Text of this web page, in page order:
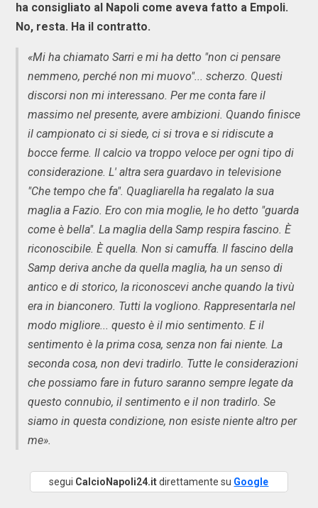
ha consigliato al Napoli come aveva fatto a Empoli.
No, resta. Ha il contratto.
«Mi ha chiamato Sarri e mi ha detto "non ci pensare
nemmeno, perché non mi muovo"... scherzo. Questi
discorsi non mi interessano. Per me conta fare il
massimo nel presente, avere ambizioni. Quando finisce
il campionato ci si siede, ci si trova e si ridiscute a
bocce ferme. Il calcio va troppo veloce per ogni tipo di
considerazione. L' altra sera guardavo in televisione
"Che tempo che fa". Quagliarella ha regalato la sua
maglia a Fazio. Ero con mia moglie, le ho detto "guarda
come è bella". La maglia della Samp respira fascino. È
riconoscibile. È quella. Non si camuffa. Il fascino della
Samp deriva anche da quella maglia, ha un senso di
antico e di storico, la riconoscevi anche quando la tivù
era in bianconero. Tutti la vogliono. Rappresentarla nel
modo migliore... questo è il mio sentimento. E il
sentimento è la prima cosa, senza non fai niente. La
seconda cosa, non devi tradirlo. Tutte le considerazioni
che possiamo fare in futuro saranno sempre legate da
questo connubio, il sentimento e il non tradirlo. Se
siamo in questa condizione, non esiste niente altro per
me».
segui CalcioNapoli24.itdirettamente su Google